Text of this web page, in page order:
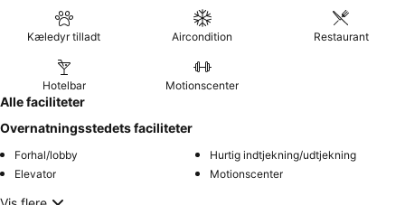
Kæledyr tilladt Aircondition Restaurant
Hotelbar Motionscenter
Alle faciliteter
Overnatningsstedets faciliteter
Forhal/lobby
Hurtig indtjekning/udtjekning
Elevator
Motionscenter